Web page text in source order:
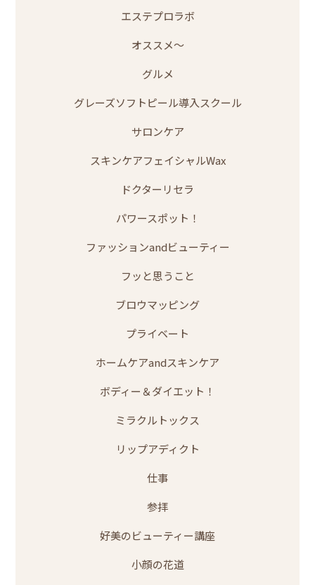
エステプロラボ
オススメ～
グルメ
グレーズソフトピール導入スクール
サロンケア
スキンケアフェイシャルWax
ドクターリセラ
パワースポット！
ファッションandビューティー
フッと思うこと
ブロウマッピング
プライベート
ホームケアandスキンケア
ボディー＆ダイエット！
ミラクルトックス
リップアディクト
仕事
参拝
好美のビューティー講座
小顔の花道